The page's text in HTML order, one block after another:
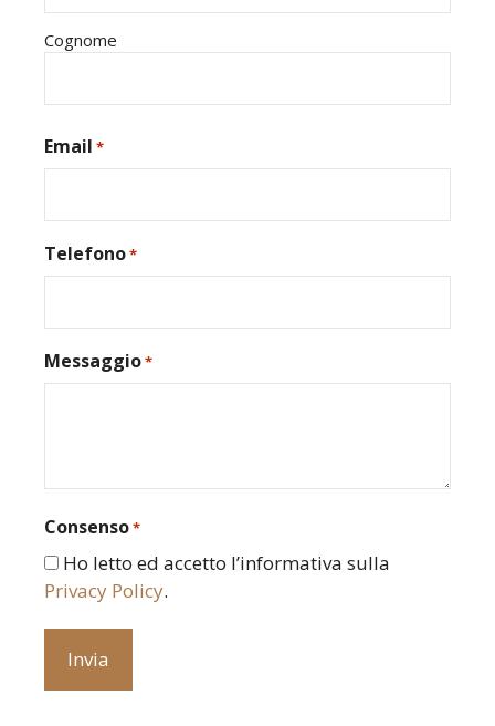
Cognome
Email *
Telefono*
Messaggio*
Consenso*
Ho letto ed accetto l’informativa sulla
Privacy Policy.